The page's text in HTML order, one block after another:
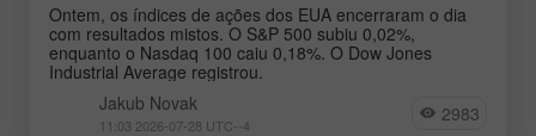
Ontem, os índices de ações dos EUA encerraram o dia
com resultados mistos. O S&P 500 subiu 0,02%,
enquanto o Nasdaq 100 caiu 0,18%. O Dow Jones
Industrial Average registrou.
Jakub Novak
11:03 2026-07-28 UTC--4 2983